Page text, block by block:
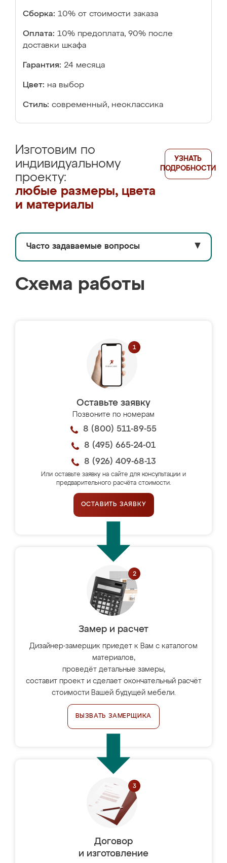
Сборка: 10% от стоимости заказа
Оплата: 10% предоплата, 90% после
доставки шкафа
Гарантия: 24 месяца
Цвет: на выбор
Стиль: современный, неоклассика
Изготовим по
индивидуальному
проекту:
любые размеры, цвета
и материалы
УЗНАТЬ
ПОДРОБНОСТИ
Часто задаваемые вопросы ▼
Схема работы
Оставьте заявку
Позвоните по номерам
8 (800) 511-89-55
8 (495) 665-24-01
8 (926) 409-68-13
Или оставьте заявку на сайте для консультации и
предварительного расчёта стоимости.
ОСТАВИТЬ ЗАЯВКУ
Замер и расчет
Дизайнер-замерщик приедет к Вам с каталогом
материалов,
проведёт детальные замеры,
составит проект и сделает окончательный расчёт
стоимости Вашей будущей мебели.
ВЫЗВАТЬ ЗАМЕРЩИКА
Договор
и изготовление